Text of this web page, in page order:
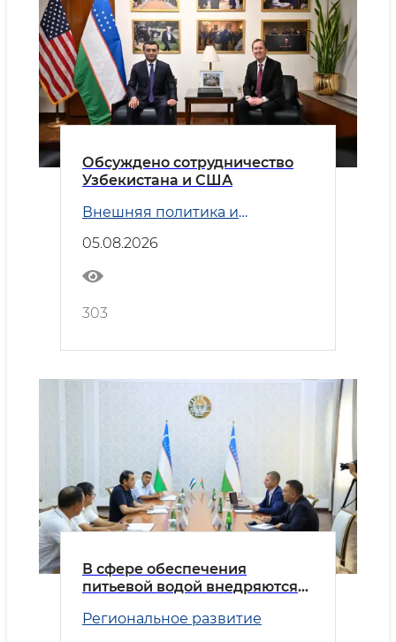
Обсуждено сотрудничество
Узбекистана и США
Внешняя политика и
05.08.2026
303
В сфере обеспечения
питьевой водой внедряются
Региональное развитие